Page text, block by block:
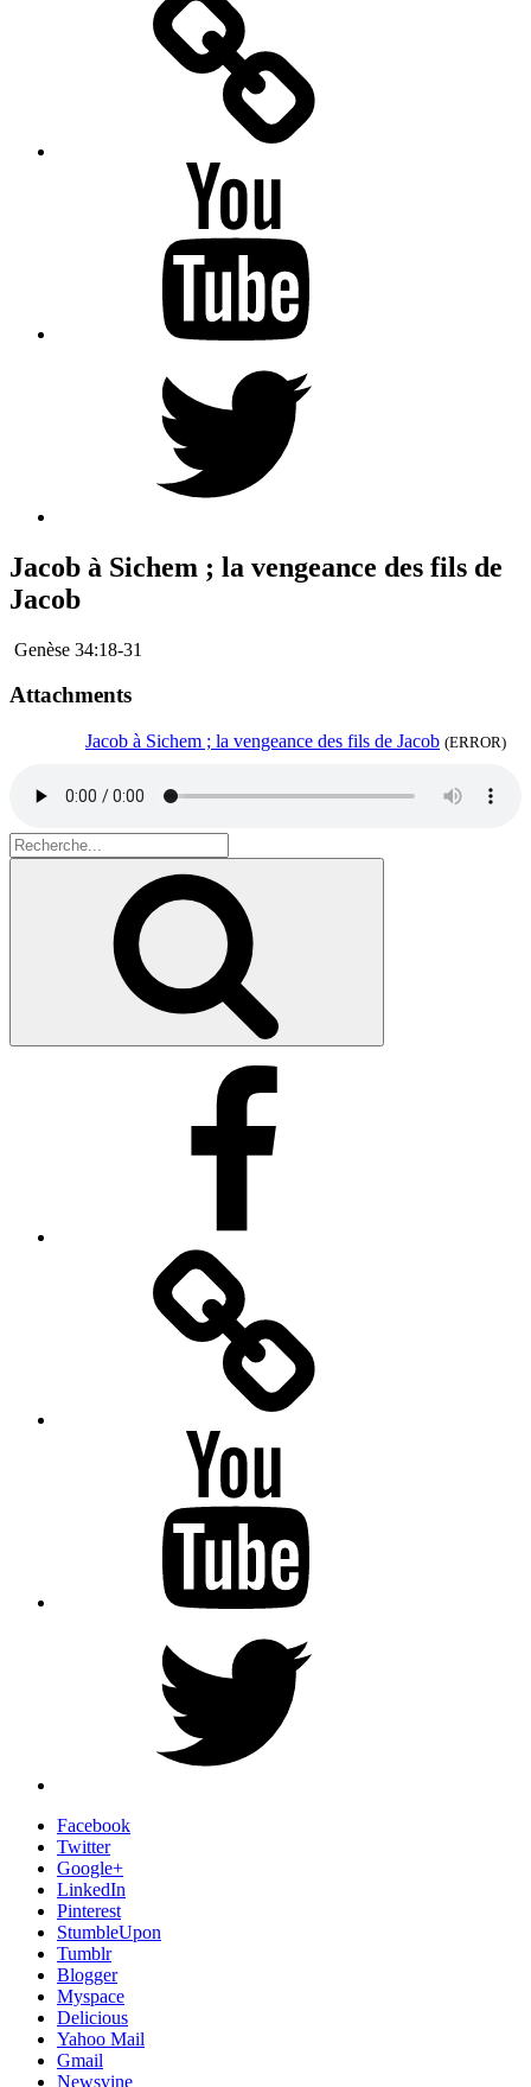
Jacob à Sichem ; la vengeance des fils de
Jacob
Genèse 34:18-31
Attachments
Jacob à Sichem ; la vengeance des fils de Jacob (ERROR)
Search
for:
Facebook
Twitter
Google+
LinkedIn
Pinterest
StumbleUpon
Tumblr
Blogger
Myspace
Delicious
Yahoo Mail
Gmail
Newsvine